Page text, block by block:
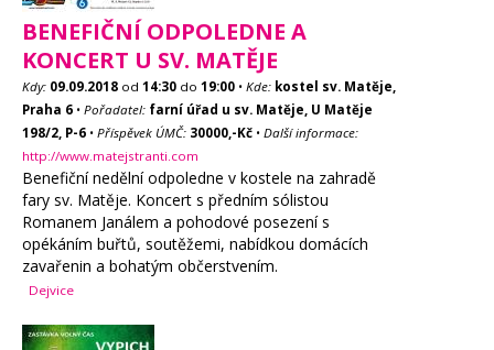
BENEFIČNÍ ODPOLEDNE A
KONCERT U SV. MATĚJE
Kdy: 09.09.2018 od 14:30 do 19:00 • Kde: kostel sv. Matěje,
Praha 6 • Pořadatel: farní úřad u sv. Matěje, U Matěje
198/2, P-6 • Příspěvek ÚMČ: 30000,-Kč • Další informace:
http://www.matejstranti.com
Benefiční nedělní odpoledne v kostele na zahradě
fary sv. Matěje. Koncert s předním sólistou
Romanem Janálem a pohodové posezení s
opékáním buřtů, soutěžemi, nabídkou domácích
zavařenin a bohatým občerstvením.
Dejvice